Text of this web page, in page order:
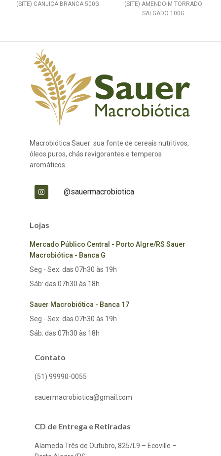
(SITE) CANJICA BRANCA 500G
(SITE) AMENDOIM TORRADO
SALGADO 100G
Macrobiótica Sauer: sua fonte de cereais nutritivos,
óleos puros, chás revigorantes e temperos
aromáticos.
@sauermacrobiotica
Lojas
Mercado Público Central - Porto Algre/RS Sauer
Macrobiótica - Banca G
Seg - Sex: das 07h30 às 19h
Sáb: das 07h30 às 18h
Sauer Macrobiótica - Banca 17
Seg - Sex: das 07h30 às 19h
Sáb: das 07h30 às 18h
Contato
(51) 99990-0055
sauermacrobiotica@gmail.com
CD de Entrega e Retiradas
Alameda Três de Outubro, 825/L9 – Ecoville –